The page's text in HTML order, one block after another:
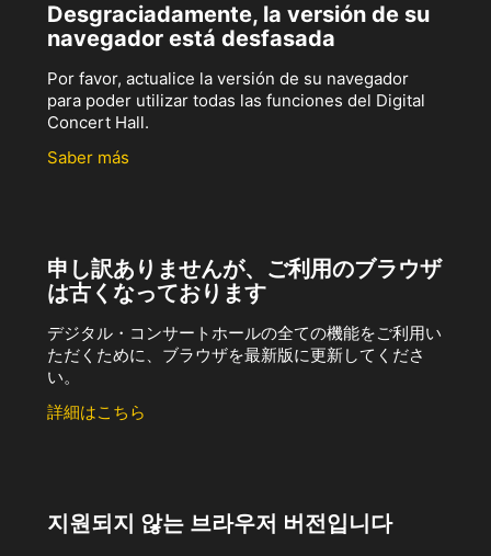
Desgraciadamente, la versión de su
navegador está desfasada
Por favor, actualice la versión de su navegador
para poder utilizar todas las funciones del Digital
Concert Hall.
Saber más
申し訳ありませんが、ご利用のブラウザ
は古くなっております
デジタル・コンサートホールの全ての機能をご利用い
ただくために、ブラウザを最新版に更新してくださ
い。
詳細はこちら
지원되지 않는 브라우저 버전입니다